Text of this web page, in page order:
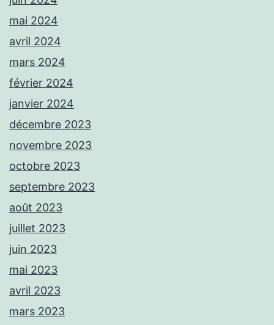
mai 2024
avril 2024
mars 2024
février 2024
janvier 2024
décembre 2023
novembre 2023
octobre 2023
septembre 2023
août 2023
juillet 2023
juin 2023
mai 2023
avril 2023
mars 2023